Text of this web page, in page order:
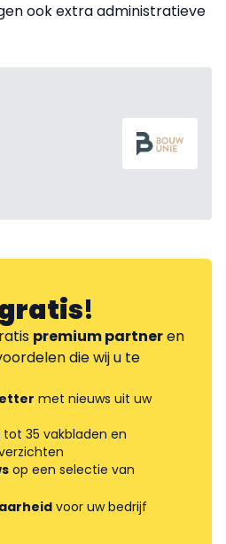
ook extra administratieve
!
premium partneren
die wij u te
met nieuws uit uw
tot 35 vakbladen en
op een selectie van
voor uw bedrijf